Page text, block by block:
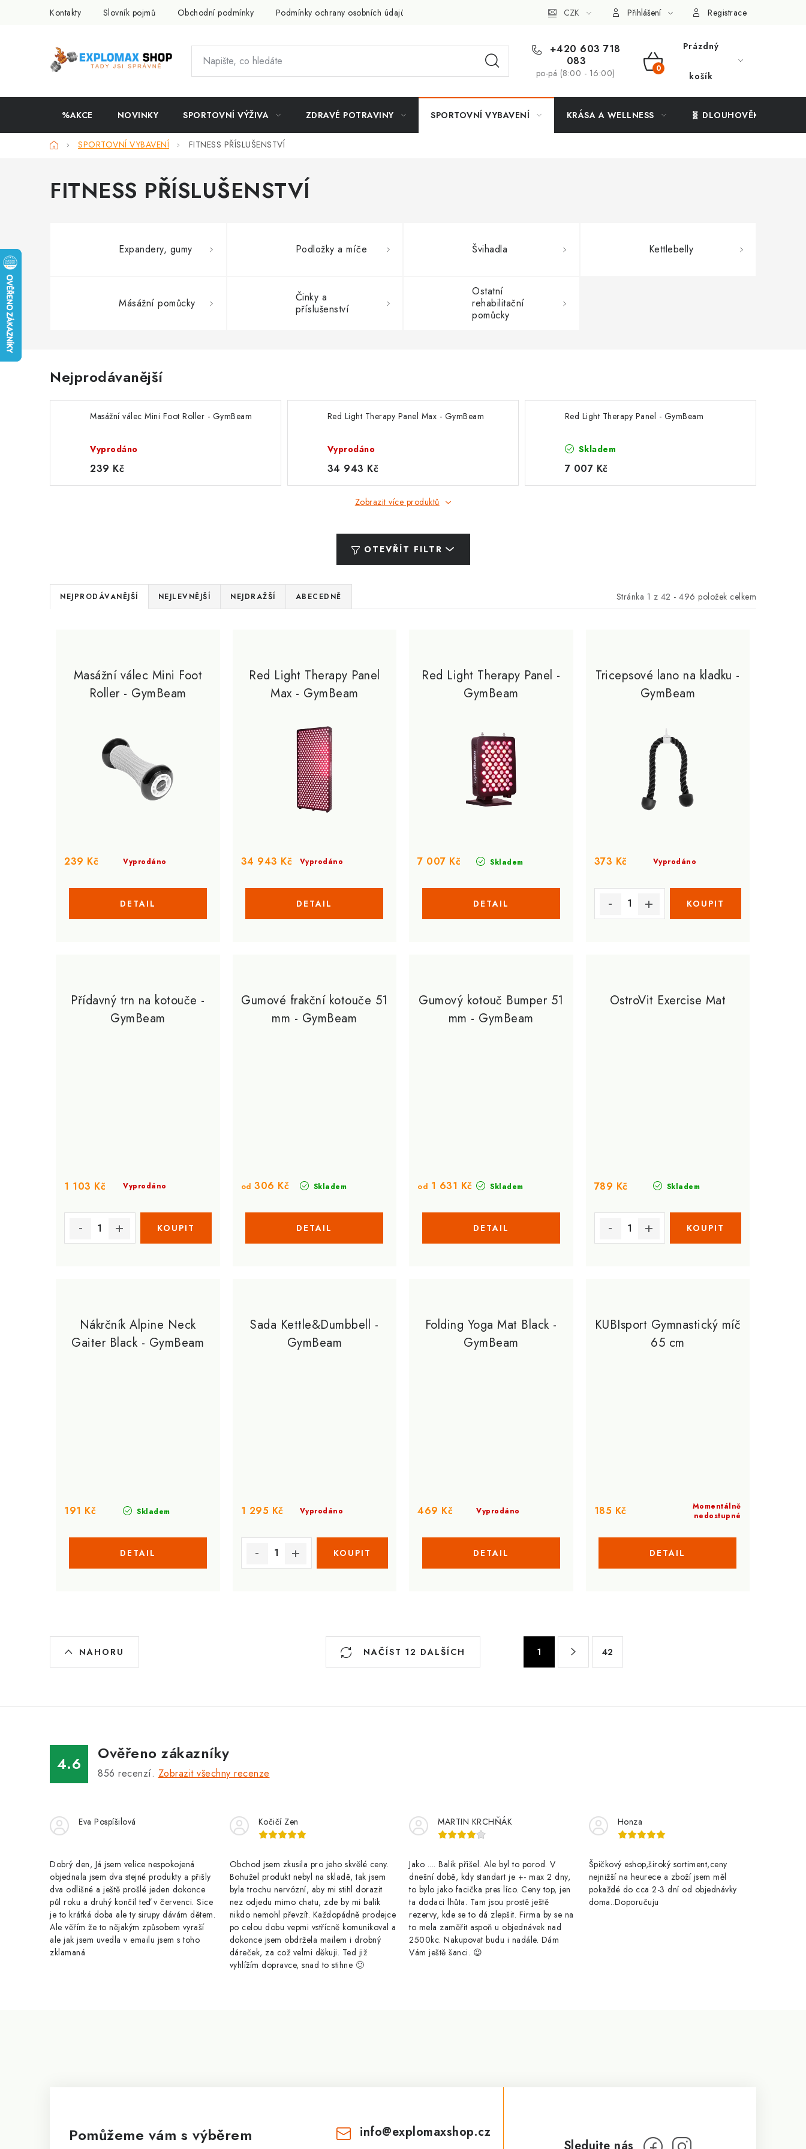
Kontakty Slovník pojmů Obchodní podmínky Podmínky ochrany osobních údajů Slevový systém Vše o nákupu
CZK Přihlášení Registrace
+420 603 718
083
po-pá (8:00 - 16:00)
NÁKUPNÍ
Prázdný
košík
%AKCE NOVINKY SPORTOVNÍ VÝŽIVA ZDRAVÉ POTRAVINY SPORTOVNÍ VYBAVENÍ KRÁSA A WELLNESS 🧬 DLOUHOVĚKOST
DomůSPORTOVNÍ VYBAVENÍ FITNESS PŘÍSLUŠENSTVÍ
FITNESS PŘÍSLUŠENSTVÍ
Expandery, gumy Podložky a míče Švihadla Kettlebelly
Másážní pomůcky
Činky a
příslušenství
Ostatní
rehabilitační
pomůcky
Nejprodávanější
Masážní válec Mini Foot Roller - GymBeam
Vyprodáno
239 Kč
Red Light Therapy Panel Max - GymBeam
Vyprodáno
34 943 Kč
Red Light Therapy Panel - GymBeam
Skladem
7 007 Kč
Zobrazit více produktů
OTEVŘÍT FILTR
Stránka 1 z 42 - 496 položek celkem
Ř
a
NEJPRODÁVANĚJŠÍ NEJLEVNĚJŠÍ NEJDRAŽŠÍ ABECEDNĚ
Masážní válec Mini Foot
Roller - GymBeam
Vyprodáno
239 Kč
Red Light Therapy Panel
Max - GymBeam
Vyprodáno
34 943 Kč
Red Light Therapy Panel -
GymBeam
Skladem
7 007 Kč
Tricepsové lano na kladku -
GymBeam
Vyprodáno
373 Kč
Přídavný trn na kotouče -
GymBeam
Vyprodáno
1 103 Kč
Gumové frakční kotouče 51
mm - GymBeam
Skladem
od 306 Kč
Gumový kotouč Bumper 51
mm - GymBeam
Skladem
od 1 631 Kč
OstroVit Exercise Mat
Skladem
789 Kč
Nákrčník Alpine Neck
Gaiter Black - GymBeam
Skladem
191 Kč
Sada Kettle&Dumbbell -
GymBeam
Vyprodáno
1 295 Kč
Folding Yoga Mat Black -
GymBeam
Vyprodáno
469 Kč
KUBIsport Gymnastický míč
65 cm
Momentálně
nedostupné
185 Kč
O
v
á
a
c
í
r
v
k
y
v
ý
p
i
NAČÍST 12 DALŠÍCH
S
n
1 42
NAHORU
4.6
Ověřeno zákazníky
856 recenzí. Zobrazit všechny recenze
Eva Pospíšilová
Dobrý den, Já jsem velice nespokojená
objednala jsem dva stejné produkty a přišly
dva odlišné a ještě prošlé jeden dokonce
půl roku a druhý končil teď v červenci. Sice
je to krátká doba ale ty sirupy dávám dětem.
Ale věřím že to nějakým způsobem vyraší
ale jak jsem uvedla v emailu jsem s toho
zklamaná
Kočičí Zen
Obchod jsem zkusila pro jeho skvělé ceny.
Bohužel produkt nebyl na skladě, tak jsem
byla trochu nervózní, aby mi stihl dorazit
nez odjedu mimo chatu, zde by mi balik
nikdo nemohl převzít. Každopádně prodejce
po celou dobu vepmi vstřícně komunikoval a
dokonce jsem obdržela mailem i drobný
dáreček, za což velmi děkuji. Ted již
vyhlížím dopravce, snad to stihne 🙂
MARTIN KRCHŇÁK
Jako .... Balik přišel. Ale byl to porod. V
dnešní době, kdy standart je +- max 2 dny,
to bylo jako facička pres líco. Ceny top, jen
ta dodaci lhůta. Tam jsou prostě ještě
rezervy, kde se to dá zlepšit. Firma by se na
to mela zaměřit aspoň u objednávek nad
2500kc. Nakupovat budu i nadále. Dám
Vám ještě šanci. 😉
Honza
Špičkový eshop,široký sortiment,ceny
nejnižší na heurece a zboží jsem měl
pokaždé do cca 2-3 dní od objednávky
doma..Doporučuju
Pomůžeme vám s výběrem info@explomaxshop.cz